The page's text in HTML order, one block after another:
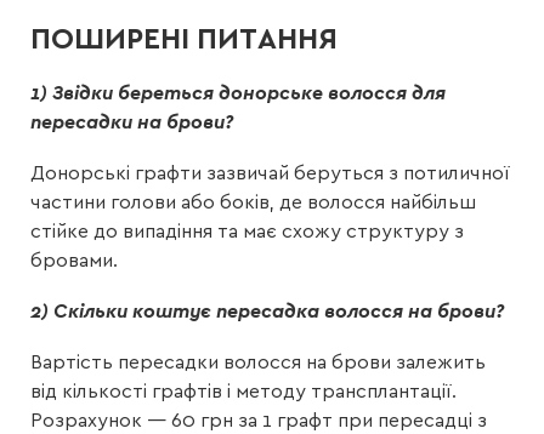
ПОШИРЕНІ ПИТАННЯ
1) Звідки береться донорське волосся для
пересадки на брови?
Донорські графти зазвичай беруться з потиличної
частини голови або боків, де волосся найбільш
стійке до випадіння та має схожу структуру з
бровами.
2) Скільки коштує пересадка волосся на брови?
Вартість пересадки волосся на брови залежить
від кількості графтів і методу трансплантації.
Розрахунок — 60 грн за 1 графт при пересадці з